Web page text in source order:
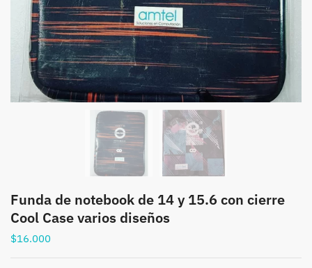
Funda de notebook de 14 y 15.6 con cierre
Cool Case varios diseños
$16.000